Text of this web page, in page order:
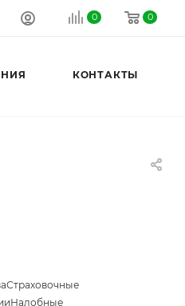
0 0
КОНТАКТЫ
Страховочные
Налобные